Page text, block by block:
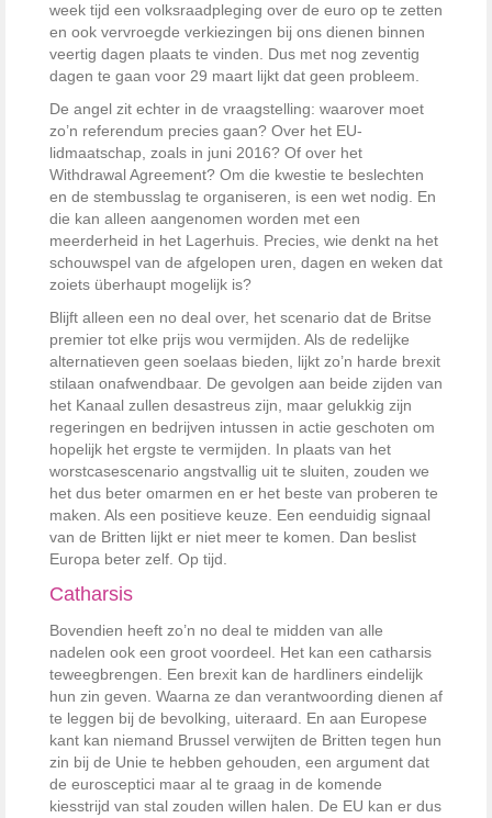
week tijd een volksraadpleging over de euro op te zetten
en ook vervroegde verkiezingen bij ons dienen binnen
veertig dagen plaats te vinden. Dus met nog zeventig
dagen te gaan voor 29 maart lijkt dat geen probleem.
De angel zit echter in de vraagstelling: waarover moet
zo’n referendum precies gaan? Over het EU-
lidmaatschap, zoals in juni 2016? Of over het
Withdrawal Agreement? Om die kwestie te beslechten
en de stembusslag te organiseren, is een wet nodig. En
die kan alleen aangenomen worden met een
meerderheid in het Lagerhuis. Precies, wie denkt na het
schouwspel van de afgelopen uren, dagen en weken dat
zoiets überhaupt mogelijk is?
Blijft alleen een no deal over, het scenario dat de Britse
premier tot elke prijs wou vermijden. Als de redelijke
alternatieven geen soelaas bieden, lijkt zo’n harde brexit
stilaan onafwendbaar. De gevolgen aan beide zijden van
het Kanaal zullen desastreus zijn, maar gelukkig zijn
regeringen en bedrijven intussen in actie geschoten om
hopelijk het ergste te vermijden. In plaats van het
worstcasescenario angstvallig uit te sluiten, zouden we
het dus beter omarmen en er het beste van proberen te
maken. Als een positieve keuze. Een eenduidig signaal
van de Britten lijkt er niet meer te komen. Dan beslist
Europa beter zelf. Op tijd.
Catharsis
Bovendien heeft zo’n no deal te midden van alle
nadelen ook een groot voordeel. Het kan een catharsis
teweegbrengen. Een brexit kan de hardliners eindelijk
hun zin geven. Waarna ze dan verantwoording dienen af
te leggen bij de bevolking, uiteraard. En aan Europese
kant kan niemand Brussel verwijten de Britten tegen hun
zin bij de Unie te hebben gehouden, een argument dat
de eurosceptici maar al te graag in de komende
kiesstrijd van stal zouden willen halen. De EU kan er dus